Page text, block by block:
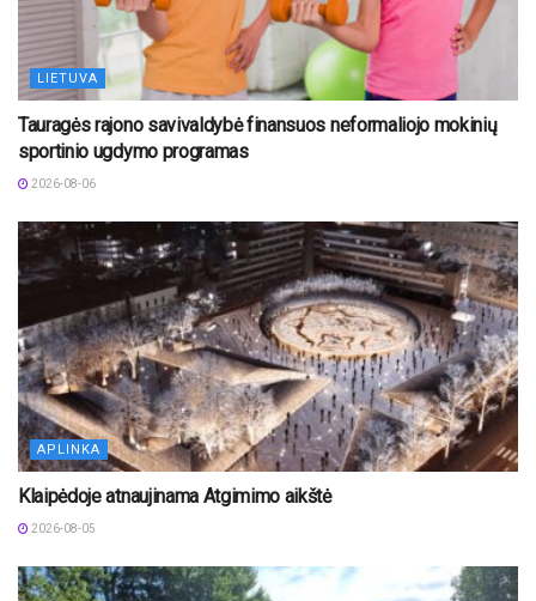
LIETUVA
Tauragės rajono savivaldybė finansuos neformaliojo mokinių
sportinio ugdymo programas
2026-08-06
APLINKA
Klaipėdoje atnaujinama Atgimimo aikštė
2026-08-05